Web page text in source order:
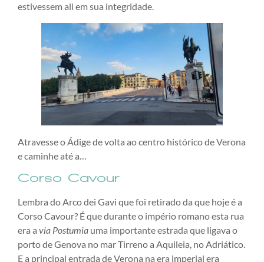
estivessem ali em sua integridade.
Atravesse o Ádige de volta ao centro histórico de Verona
e caminhe até a…
Corso Cavour
Lembra do Arco dei Gavi que foi retirado da que hoje é a
Corso Cavour? É que durante o império romano esta rua
era a via Postumia uma importante estrada que ligava o
porto de Genova no mar Tirreno a Aquileia, no Adriático.
E a principal entrada de Verona na era imperial era